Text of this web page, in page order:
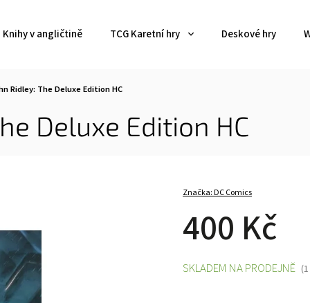
Knihy v angličtině TCG Karetní hry Deskové hry
Ridley: The Deluxe Edition HC
Deluxe Edition HC
Značka:DC Comics
400 Kč
SKLADEM NA PRODEJNĚ